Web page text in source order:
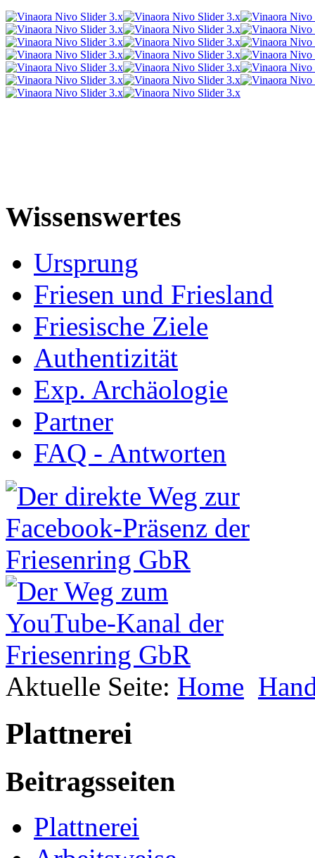
Wissenswertes
Ursprung
Friesen und Friesland
Friesische Ziele
Authentizität
Exp. Archäologie
Partner
FAQ - Antworten
Aktuelle Seite: Home
Plattnerei
Beitragsseiten
Plattnerei